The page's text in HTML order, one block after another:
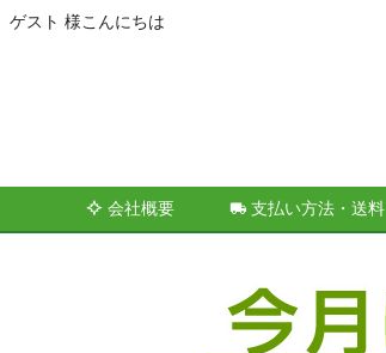
ゲスト 様こんにちは
会社概要 支払い方法・送料